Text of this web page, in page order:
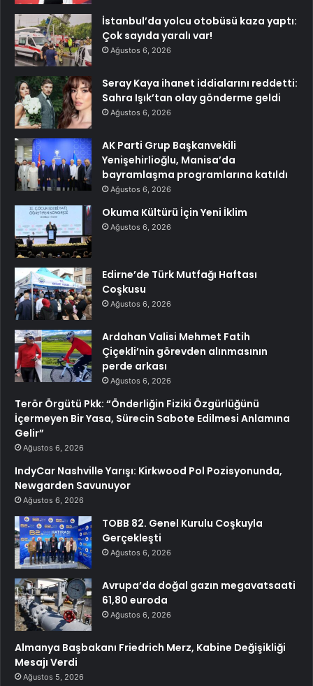
İstanbul’da yolcu otobüsü kaza yaptı:
Çok sayıda yaralı var!
Ağustos 6, 2026
Seray Kaya ihanet iddialarını reddetti:
Sahra Işık’tan olay gönderme geldi
Ağustos 6, 2026
AK Parti Grup Başkanvekili
Yenişehirlioğlu, Manisa’da
bayramlaşma programlarına katıldı
Ağustos 6, 2026
Okuma Kültürü İçin Yeni İklim
Ağustos 6, 2026
Edirne’de Türk Mutfağı Haftası
Coşkusu
Ağustos 6, 2026
Ardahan Valisi Mehmet Fatih
Çiçekli’nin görevden alınmasının
perde arkası
Ağustos 6, 2026
Terör Örgütü Pkk: “Önderliğin Fiziki Özgürlüğünü
İçermeyen Bir Yasa, Sürecin Sabote Edilmesi Anlamına
Gelir”
Ağustos 6, 2026
IndyCar Nashville Yarışı: Kirkwood Pol Pozisyonunda,
Newgarden Savunuyor
Ağustos 6, 2026
TOBB 82. Genel Kurulu Coşkuyla
Gerçekleşti
Ağustos 6, 2026
Avrupa’da doğal gazın megavatsaati
61,80 euroda
Ağustos 6, 2026
Almanya Başbakanı Friedrich Merz, Kabine Değişikliği
Mesajı Verdi
Ağustos 5, 2026